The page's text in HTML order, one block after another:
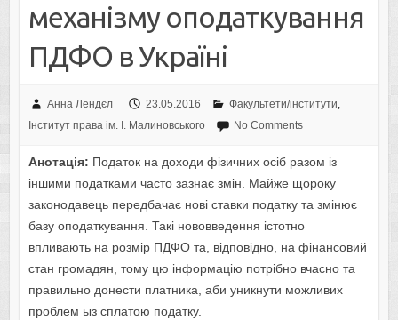
механізму оподаткування
ПДФО в Україні
Анна Лендєл 23.05.2016 Факультети/інститути,
Інститут права ім. І. Малиновського
No Comments
Анотація: Податок на доходи фізичних осіб разом із
іншими податками часто зазнає змін. Майже щороку
законодавець передбачає нові ставки податку та змінює
базу оподаткування. Такі нововведення істотно
впливають на розмір ПДФО та, відповідно, на фінансовий
стан громадян, тому цю інформацію потрібно вчасно та
правильно донести платника, аби уникнути можливих
проблем ыз сплатою податку.